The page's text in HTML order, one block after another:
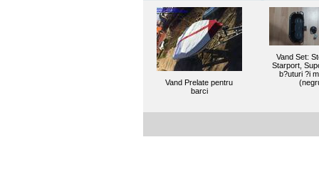
Vand Prelate pentru
barci
Vand Set:
Starport,
b?uturi ?i